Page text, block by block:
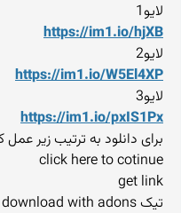
لایو1
https://im1.io/hjXB
لایو2
https://im1.io/W5El4XP
لایو3
https://im1.io/pxIS1Px
برای دانلود به ترتیب زیر عمل
click here to cotinue
get link